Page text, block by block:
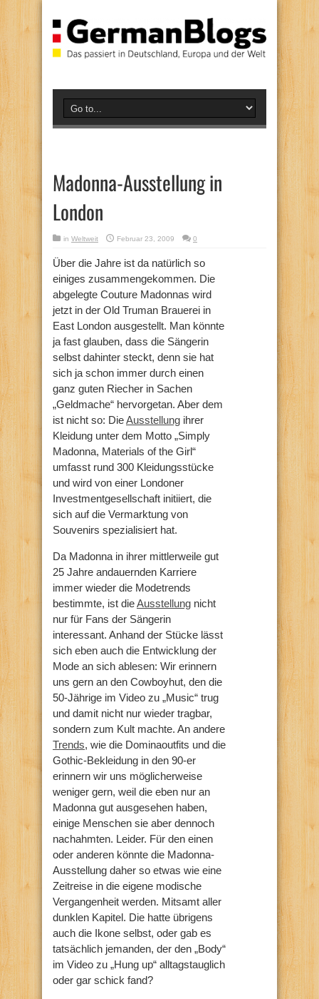
Madonna-Ausstellung in
London
in Weltweit Februar 23, 2009 0
Über die Jahre ist da natürlich so
einiges zusammengekommen. Die
abgelegte Couture Madonnas wird
jetzt in der Old Truman Brauerei in
East London ausgestellt. Man könnte
ja fast glauben, dass die Sängerin
selbst dahinter steckt, denn sie hat
sich ja schon immer durch einen
ganz guten Riecher in Sachen
„Geldmache“ hervorgetan. Aber dem
ist nicht so: DieAusstellung ihrer
Kleidung unter dem Motto „Simply
Madonna, Materials of the Girl“
umfasst rund 300 Kleidungsstücke
und wird von einer Londoner
Investmentgesellschaft initiiert, die
sich auf die Vermarktung von
Souvenirs spezialisiert hat.
Da Madonna in ihrer mittlerweile gut
25 Jahre andauernden Karriere
immer wieder die Modetrends
bestimmte, ist dieAusstellung nicht
nur für Fans der Sängerin
interessant. Anhand der Stücke lässt
sich eben auch die Entwicklung der
Mode an sich ablesen: Wir erinnern
uns gern an den Cowboyhut, den die
50-Jährige im Video zu „Music“ trug
und damit nicht nur wieder tragbar,
sondern zum Kult machte. An andere
Trends, wie die Dominaoutfits und die
Gothic-Bekleidung in den 90-er
erinnern wir uns möglicherweise
weniger gern, weil die eben nur an
Madonna gut ausgesehen haben,
einige Menschen sie aber dennoch
nachahmten. Leider. Für den einen
oder anderen könnte die Madonna-
Ausstellung daher so etwas wie eine
Zeitreise in die eigene modische
Vergangenheit werden. Mitsamt aller
dunklen Kapitel. Die hatte übrigens
auch die Ikone selbst, oder gab es
tatsächlich jemanden, der den „Body“
im Video zu „Hung up“ alltagstauglich
oder gar schick fand?